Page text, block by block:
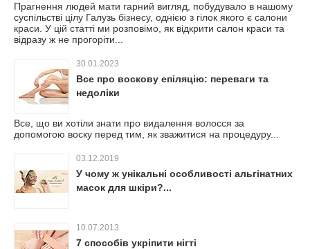
Прагнення людей мати гарний вигляд, побудувало в нашому
суспільстві цілу Галузь бізнесу, однією з гілок якого є салони
краси. У цій статті ми розповімо, як відкрити салон краси та
відразу ж не прогоріти...
30.01.2023
Все про воскову епіляцію: переваги та
недоліки
Все, що ви хотіли знати про видалення волосся за
допомогою воску перед тим, як зважитися на процедуру...
03.12.2019
У чому ж унікальні особливості альгінатних
масок для шкіри?...
10.07.2013
7 способів укріпити нігті